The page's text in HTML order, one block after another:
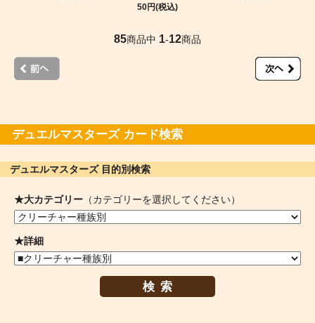
50円(税込)
85商品中 1-12商品
デュエルマスターズ カード検索
デュエルマスターズ 目的別検索
★大カテゴリー （カテゴリーを選択してください）
★詳細
検索